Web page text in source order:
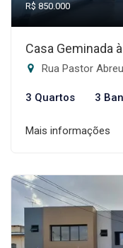
R$ 850.000
Casa Geminada
Rua Pastor
3 Quartos 3
Mais informações